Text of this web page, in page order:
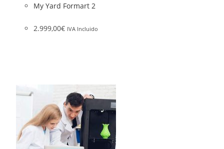
My Yard Formart 2
2.999,00€ IVA Incluido